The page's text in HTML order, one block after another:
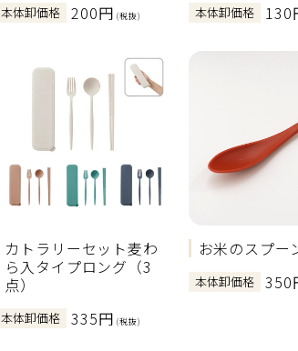
本体卸価格 200円 (税抜) 本体卸価格 130
カトラリーセット麦わ
ら入タイプロング（3
点）
本体卸価格 335円 (税抜)
お米のスプー
本体卸価格 350